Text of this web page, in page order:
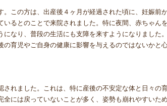
。この方は、出産後４ヶ月が経過された頃に、妊娠前
るとのことで来院されました。特に夜間、赤ちゃん
なり、普段の生活にも支障を来すようになりました
育児やご自身の健康に影響を与えるのではないかと
れました。これは、特に産後の不安定な体と日々の
には戻っていないことが多く、姿勢も崩れやすいた